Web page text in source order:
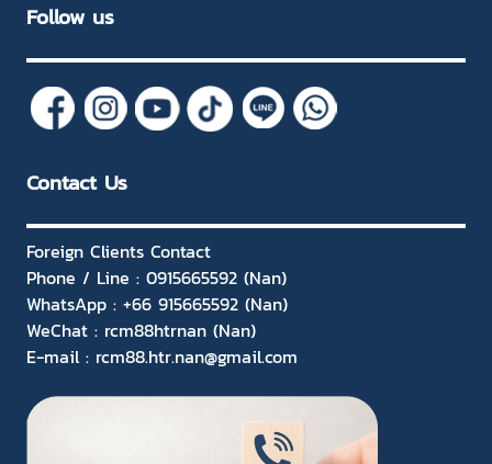
Follow us
Contact Us
Foreign Clients Contact
Phone / Line : 0915665592 (Nan)
WhatsApp : +66 915665592 (Nan)
WeChat : rcm88htrnan (Nan)
E-mail : rcm88.htr.nan@gmail.com